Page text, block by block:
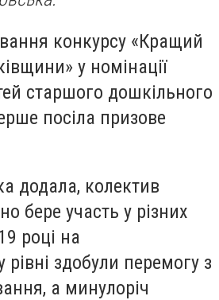
конкурсу «Кращий
у номінації
старшого дошкільного
посіла призове
додала, колектив
бере участь у різних
році на
рівні здобули перемогу з
, а минулоріч